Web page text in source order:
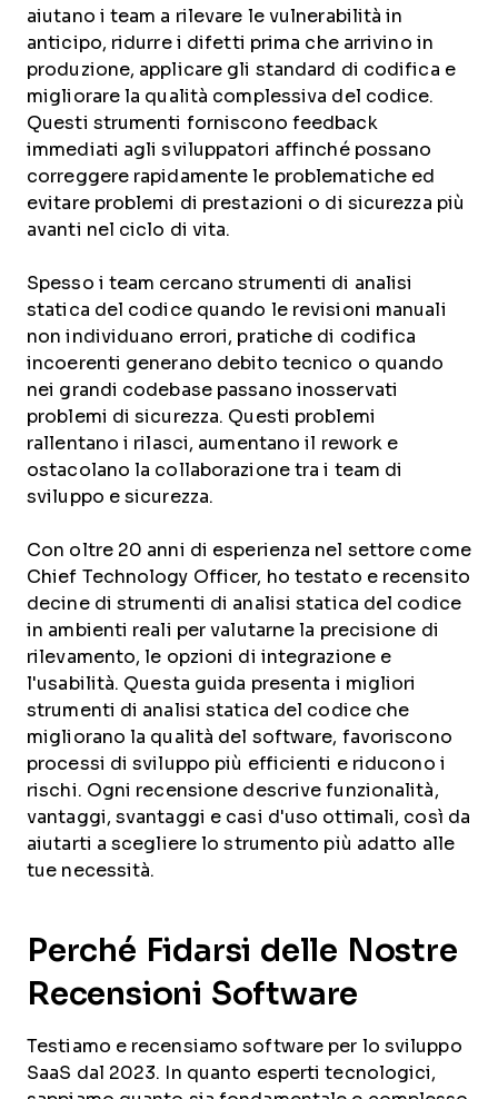
aiutano i team a rilevare le vulnerabilità in
anticipo, ridurre i difetti prima che arrivino in
produzione, applicare gli standard di codifica e
migliorare la qualità complessiva del codice.
Questi strumenti forniscono feedback
immediati agli sviluppatori affinché possano
correggere rapidamente le problematiche ed
evitare problemi di prestazioni o di sicurezza più
avanti nel ciclo di vita.
Spesso i team cercano strumenti di analisi
statica del codice quando le revisioni manuali
non individuano errori, pratiche di codifica
incoerenti generano debito tecnico o quando
nei grandi codebase passano inosservati
problemi di sicurezza. Questi problemi
rallentano i rilasci, aumentano il rework e
ostacolano la collaborazione tra i team di
sviluppo e sicurezza.
Con oltre 20 anni di esperienza nel settore come
Chief Technology Officer, ho testato e recensito
decine di strumenti di analisi statica del codice
in ambienti reali per valutarne la precisione di
rilevamento, le opzioni di integrazione e
l'usabilità. Questa guida presenta i migliori
strumenti di analisi statica del codice che
migliorano la qualità del software, favoriscono
processi di sviluppo più efficienti e riducono i
rischi. Ogni recensione descrive funzionalità,
vantaggi, svantaggi e casi d'uso ottimali, così da
aiutarti a scegliere lo strumento più adatto alle
tue necessità.
Perché Fidarsi delle Nostre
Recensioni Software
Testiamo e recensiamo software per lo sviluppo
SaaS dal 2023. In quanto esperti tecnologici,